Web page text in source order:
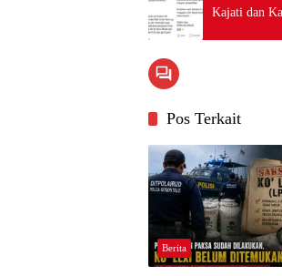
Kajati dan
Pos Terkait
Berita